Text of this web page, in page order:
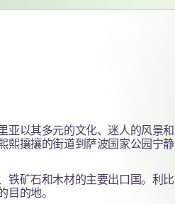
亚以其多元的文化、迷人的风景和
熙攘攘的街道到萨波国家公园宁静
铁矿石和木材的主要出口国。利比
的地。